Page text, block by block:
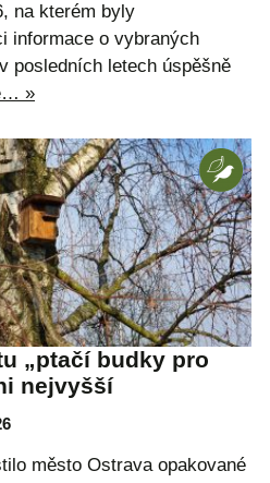
na kterém byly
informace o vybraných
posledních letech úspěšně
»
„ptačí budky pro
nejvyšší
město Ostrava opakované